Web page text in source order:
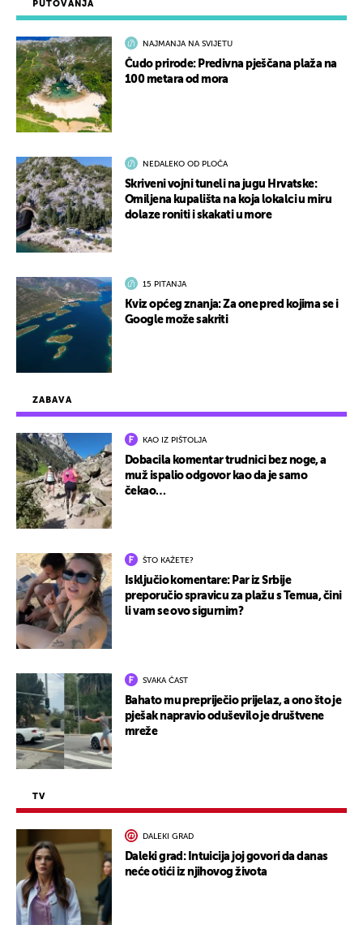
ZABAVA
KAO IZ PIŠTOLJA
Dobacila komentar trudnici bez noge, a
muž ispalio odgovor kao da je samo
čekao…
ŠTO KAŽETE?
Isključio komentare: Par iz Srbije
preporučio spravicu za plažu s Temua, čini
li vam se ovo sigurnim?
SVAKA ČAST
Bahato mu prepriječio prijelaz, a ono što je
pješak napravio oduševilo je društvene
mreže
TV
DALEKI GRAD
Daleki grad: Intuicija joj govori da danas
neće otići iz njihovog života
PUTOVANJA
NAJMANJA NA SVIJETU
Čudo prirode: Predivna pješčana plaža na
100 metara od mora
NEDALEKO OD PLOČA
Skriveni vojni tuneli na jugu Hrvatske:
Omiljena kupališta na koja lokalci u miru
dolaze roniti i skakati u more
15 PITANJA
Kviz općeg znanja: Za one pred kojima se i
Google može sakriti